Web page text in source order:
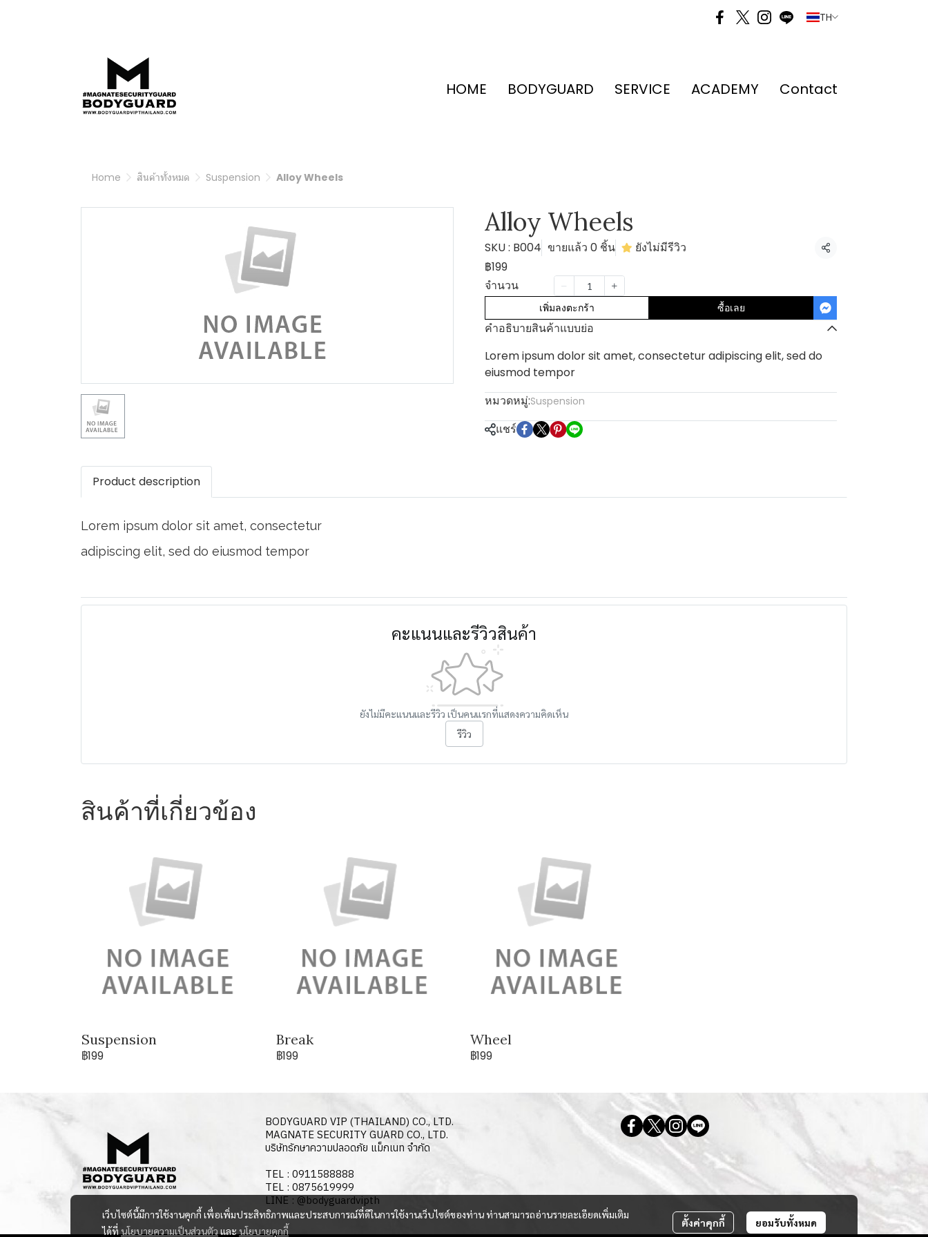
TH
HOME BODYGUARD SERVICE ACADEMY Contact
Home สินค้าทั้งหมด Suspension Alloy Wheels
Alloy Wheels
SKU : B004 ขายแล้ว 0 ชิ้น ยังไม่มีรีวิว แชร์
฿199
จำนวน
เพิ่มลงตะกร้า ซื้อเลย
คำอธิบายสินค้าแบบย่อ
Lorem ipsum dolor sit amet, consectetur adipiscing elit, sed do
eiusmod tempor
หมวดหมู่:Suspension
แชร์
Product description
Lorem ipsum dolor sit amet, consectetur
adipiscing elit, sed do eiusmod tempor
คะแนนและรีวิวสินค้า
ยังไม่มีคะแนนและรีวิว เป็นคนแรกที่แสดงความคิดเห็น
รีวิว
สินค้าที่เกี่ยวข้อง
Suspension
฿199
Break
฿199
Wheel
฿199
เว็บไซต์นี้มีการใช้งานคุกกี้ เพื่อเพิ่มประสิทธิภาพและประสบการณ์ที่ดีในการใช้งานเว็บไซต์ของท่าน ท่านสามารถอ่านรายละเอียดเพิ่มเติม
ได้ที่ นโยบายความเป็นส่วนตัว และ นโยบายคุกกี้
ตั้งค่าคุกกี้ ยอมรับทั้งหมด
BODYGUARD VIP (THAILAND) CO., LTD.
MAGNATE SECURITY GUARD CO., LTD.
บริษัทรักษาความปลอดภัย แม็กเนท จำกัด
TEL : 0911588888
TEL : 0875619999
LINE : @bodyguardvipth